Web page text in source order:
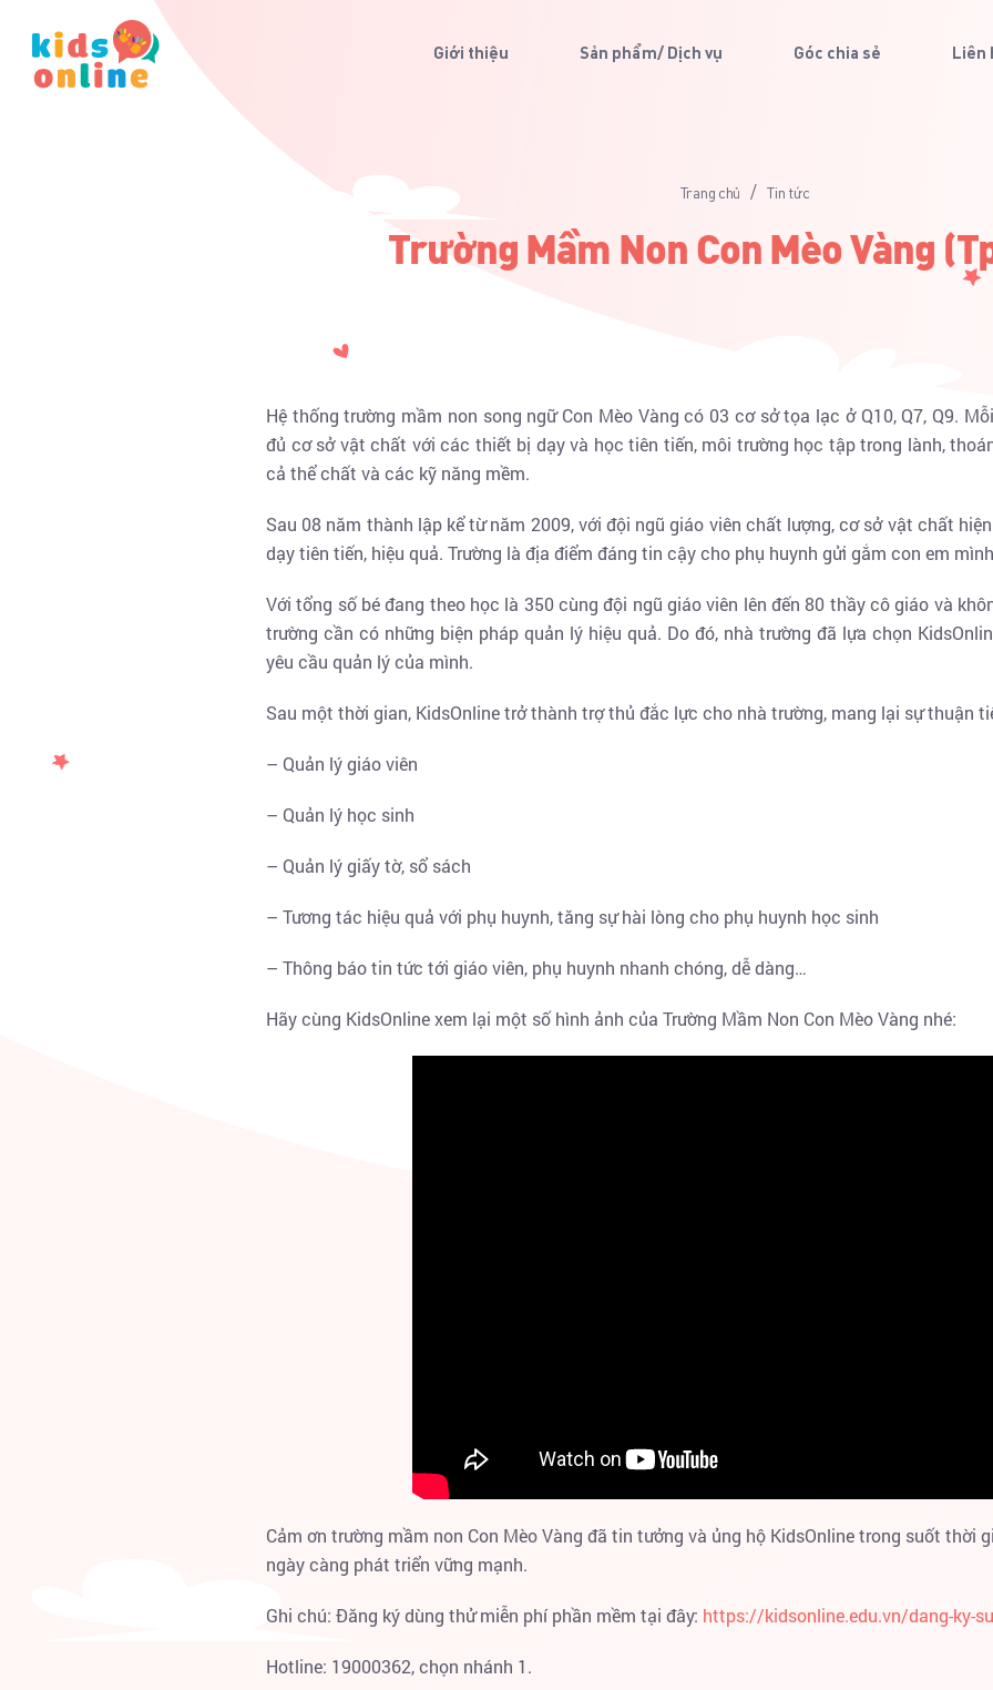
Giới thiệu Sản phẩm/ Dịch vụ Góc chia sẻ Liên
Trang chủ / Tin tức
Trường Mầm Non Con Mèo Vàng
Hệ thống trường mầm non song ngữ Con Mèo Vàng có 03 cơ sở tọa lạc ở Q10, Q7, Q9.
đủ cơ sở vật chất với các thiết bị dạy và học tiên tiến, môi trường học tập trong lành,
cả thể chất và các kỹ năng mềm.
Sau 08 năm thành lập kể từ năm 2009, với đội ngũ giáo viên chất lượng, cơ sở vật chất
dạy tiên tiến, hiệu quả. Trường là địa điểm đáng tin cậy cho phụ huynh gửi gắm con em
Với tổng số bé đang theo học là 350 cùng đội ngũ giáo viên lên đến 80 thầy cô giáo và
trường cần có những biện pháp quản lý hiệu quả. Do đó, nhà trường đã lựa chọn
yêu cầu quản lý của mình.
Sau một thời gian, KidsOnline trở thành trợ thủ đắc lực cho nhà trường, mang lại sự thuận
– Quản lý giáo viên
– Quản lý học sinh
– Quản lý giấy tờ, sổ sách
– Tương tác hiệu quả với phụ huynh, tăng sự hài lòng cho phụ huynh học sinh
– Thông báo tin tức tới giáo viên, phụ huynh nhanh chóng, dễ dàng…
Hãy cùng KidsOnline xem lại một số hình ảnh của Trường Mầm Non Con Mèo Vàng nhé:
Cảm ơn trường mầm non Con Mèo Vàng đã tin tưởng và ủng hộ KidsOnline trong suốt thời
ngày càng phát triển vững mạnh.
Ghi chú: Đăng ký dùng thử miễn phí phần mềm tại đây: https://kidsonline.edu.vn/dang-ky-
Hotline: 19000362, chọn nhánh 1.